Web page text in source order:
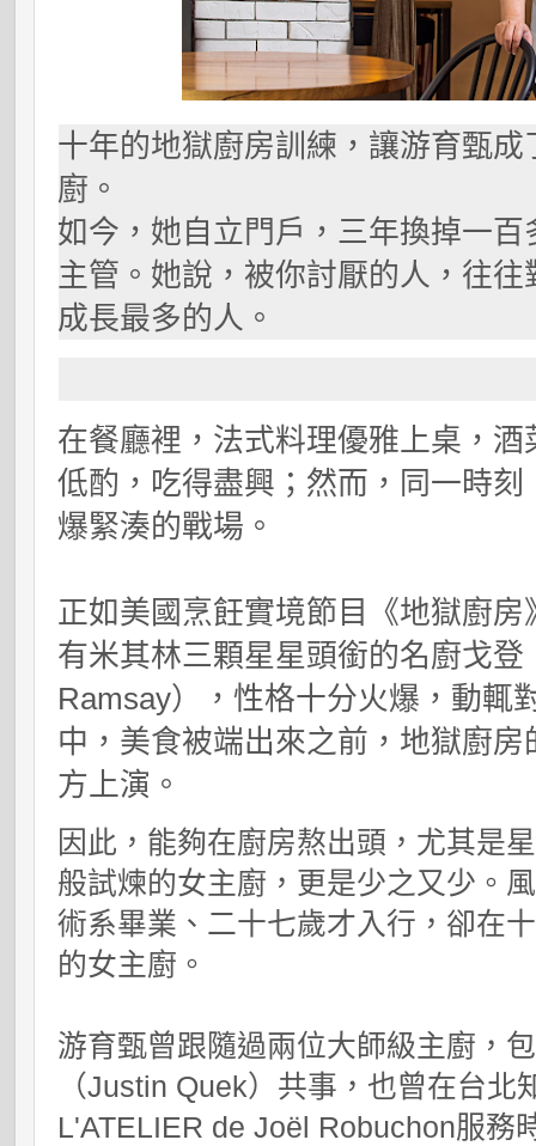
十年的地獄廚房訓練，讓游育甄
廚。
如今，她自立門戶，三年換掉一
主管。她說，被你討厭的人，往
成長最多的人。
在餐廳裡，法式料理優雅上桌，
低酌，吃得盡興；然而，同一時
爆緊湊的戰場。
正如美國烹飪實境節目《地獄廚房
有米其林三顆星星頭銜的名廚戈登
Ramsay），性格十分火爆，動輒
中，美食被端出來之前，地獄廚
方上演。
因此，能夠在廚房熬出頭，尤其是
般試煉的女主廚，更是少之又少。
術系畢業、二十七歲才入行，卻在
的女主廚。
游育甄曾跟隨過兩位大師級主廚，
（Justin Quek）共事，也曾在台北
L'ATELIER de Joël Robuchon服務